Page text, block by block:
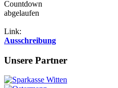
Countdown
abgelaufen
Link:
Ausschreibung
Unsere Partner